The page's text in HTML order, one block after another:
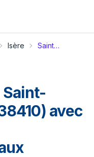
Isère Saint-Martin-d'Uriage
Saint-
avec